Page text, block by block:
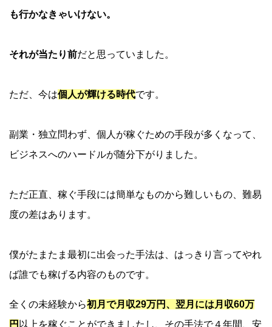
も行かなきゃいけない。
それが当たり前だと思っていました。
ただ、今は個人が輝ける時代です。
副業・独立問わず、個人が稼ぐための手段が多くなって、
ビジネスへのハードルが随分下がりました。
ただ正直、稼ぐ手段には簡単なものから難しいもの、難易
度の差はあります。
僕がたまたま最初に出会った手法は、はっきり言ってやれ
ば誰でも稼げる内容のものです。
全くの未経験から初月で月収29万円、翌月には月収60万
円 以上を稼ぐことができましたし、その手法で４年間、安